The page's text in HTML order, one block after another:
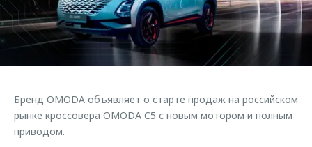
Страхование
Кредитный калькулятор
Оригинальные аксессуары
Запчасти
Клиентская поддержка
O&J Автоклуб
Клуб владельцев OMODA
Аксессуары
Одежда и сувениры
Обратная связь
Бренд OMODA объявляет о старте продаж на российском
рынке кроссовера OMODA C5 с новым мотором и полным
приводом.